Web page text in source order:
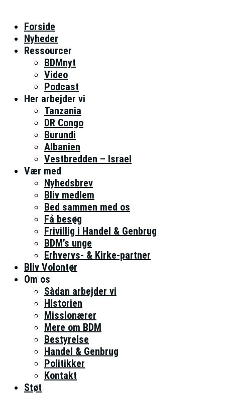
Forside
Nyheder
Ressourcer
BDMnyt
Video
Podcast
Her arbejder vi
Tanzania
DR Congo
Burundi
Albanien
Vestbredden – Israel
Vær med
Nyhedsbrev
Bliv medlem
Bed sammen med os
Få besøg
Frivillig i Handel & Genbrug
BDM’s unge
Erhvervs- & Kirke-partner
Bliv Volontør
Om os
Sådan arbejder vi
Historien
Missionærer
Mere om BDM
Bestyrelse
Handel & Genbrug
Politikker
Kontakt
Støt